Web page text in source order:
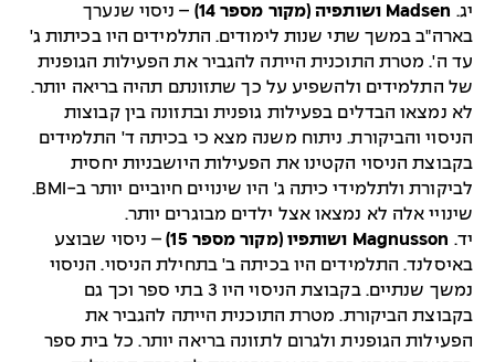
יג. Madsen ושותפיה (מקור מספר 14)
– ניסוי שנערך
בארה"ב במשך שתי שנות לימודים. התלמידים היו בכיתות ג'
עד ה'. מטרת התוכנית הייתה להגביר את הפעילות הגופנית
של התלמידים ולהשפיע על כך שתזונתם תהיה בריאה יותר.
לא נמצאו הבדלים בפעילות גופנית ובתזונה בין קבוצות
הניסוי והביקורת. ניתוח משנה מצא כי בכיתה ד' התלמידים
בקבוצת הניסוי הקטינו את הפעילות היושבניות יחסית
לביקורת ולתלמידי כיתה ג' היו שינויים חיוביים יותר ב-BMI.
שינויי אלה לא נמצאו אצל ילדים מבוגרים יותר.
יד. Magnusson ושותפיו (מקור מספר 15)
– ניסוי שבוצע
באיסלנד. התלמידים היו בכיתה ב' בתחילת הניסוי. הניסוי
נמשך שנתיים. בקבוצת הניסוי היו 3 בתי ספר וכך גם
בקבוצת הביקורת. מטרת התוכנית הייתה להגביר את
הפעילות הגופנית ולגרום לתזונה בריאה יותר. כל בית ספר